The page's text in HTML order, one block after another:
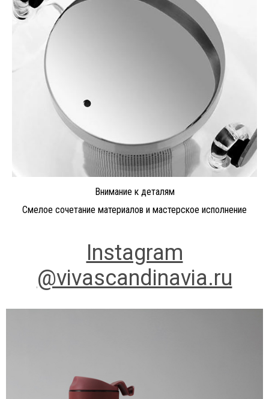
Внимание к деталям
Смелое сочетание материалов и мастерское исполнение
Instagram
@vivascandinavia.ru